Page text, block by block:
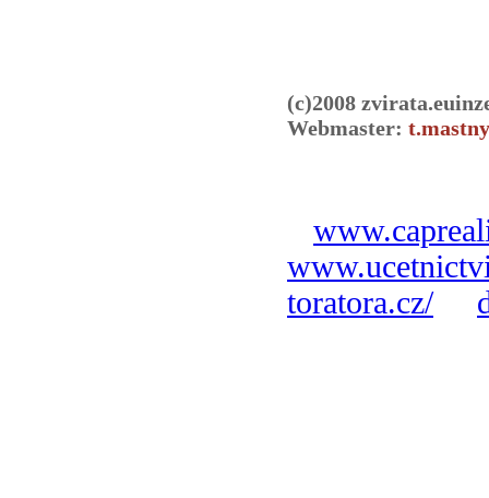
(c)2008
Webmaster:
toratora.cz/